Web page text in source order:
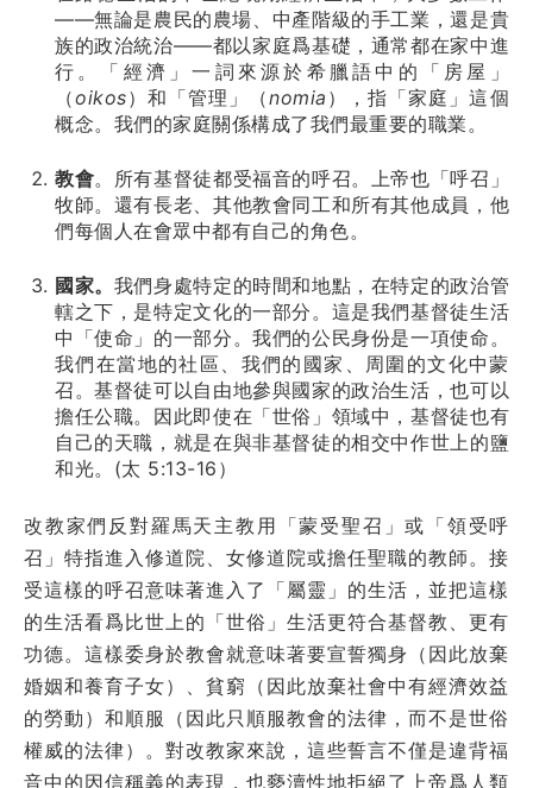
——無論是農民的農場、中產階級的手工業，還是貴
族的政治統治——都以家庭爲基礎，通常都在家中進
行。「經濟」一詞來源於希臘語中的「房屋」
（oikos）和「管理」（nomia ），指「家庭」這個
概念。我們的家庭關係構成了我們最重要的職業。
教會。所有基督徒都受福音的呼召。上帝也「呼召」
牧師。還有長老、其他教會同工和所有其他成員，他
們每個人在會眾中都有自己的角色。
國家。 我們身處特定的時間和地點，在特定的政治管
轄之下，是特定文化的一部分。這是我們基督徒生活
中「使命」的一部分。我們的公民身份是一項使命。
我們在當地的社區、我們的國家、周圍的文化中蒙
召。基督徒可以自由地參與國家的政治生活，也可以
擔任公職。因此即使在「世俗」領域中，基督徒也有
自己的天職，就是在與非基督徒的相交中作世上的鹽
和光。(太 5:13-16）
改教家們反對羅馬天主教用「蒙受聖召」或「領受呼
召」特指進入修道院、女修道院或擔任聖職的教師。接
受這樣的呼召意味著進入了「屬靈」的生活，並把這樣
的生活看爲比世上的「世俗」生活更符合基督教、更有
功德。這樣委身於教會就意味著要宣誓獨身（因此放棄
婚姻和養育子女）、貧窮（因此放棄社會中有經濟效益
的勞動）和順服（因此只順服教會的法律，而不是世俗
權威的法律）。對改教家來說，這些誓言不僅是違背福
音中的因信稱義的表現，也褻瀆性地拒絕了上帝爲人類